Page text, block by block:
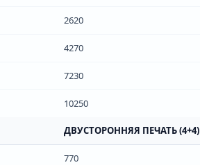
2620
4270
7230
10250
ДВУСТОРОННЯЯ ПЕЧАТЬ (4+4)
770